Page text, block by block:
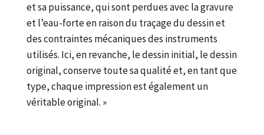
et sa puissance, qui sont perdues avec la gravure
et l’eau-forte en raison du traçage du dessin et
des contraintes mécaniques des instruments
utilisés. Ici, en revanche, le dessin initial, le dessin
original, conserve toute sa qualité et, en tant que
type, chaque impression est également un
véritable original. »